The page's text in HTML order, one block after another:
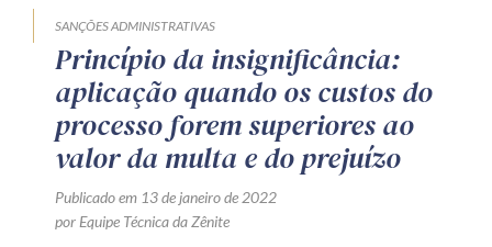
SANÇÕES ADMINISTRATIVAS
Princípio da insignificância:
aplicação quando os custos do
processo forem superiores ao
valor da multa e do prejuízo
Publicado em 13 de janeiro de 2022
por Equipe Técnica da Zênite